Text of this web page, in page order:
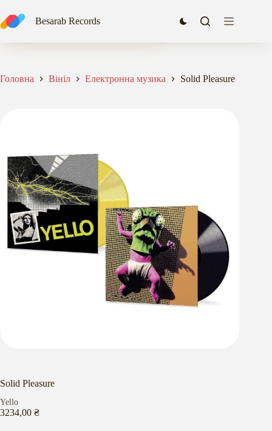
до
вмісту
3234,00₴
Додати в кошик
Besarab Records
Головна Вініл Електронна музика Solid Pleasure
Solid Pleasure
Yello
3234,00 ₴